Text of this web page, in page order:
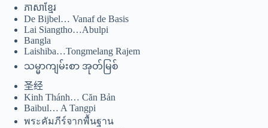
ភាសាខ្មែរ
De Bijbel… Vanaf de Basis
Lai Siangtho…Abulpi
Bangla
Laishiba…Tongmelang Rajem
သမ္မာကျမ်းစာ အုတ်မြစ်
圣经
Kinh Thánh… Căn Bản
Baibul… A Tangpi
พระคัมภีร์จากพื้นฐาน